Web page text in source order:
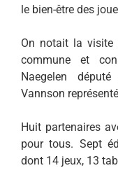
le bien-être des
On notait la visite
commune et
Naegelen
Vannson
Huit partenaires
pour tous. Sept
dont 14 jeux, 13